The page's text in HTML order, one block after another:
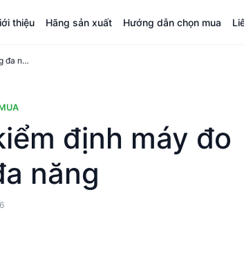
thiệu Hãng sản xuất Hướng dẫn chọn mua
Hướng dẫn mua sắm kiểm định máy đo môi trường đa năng
định máy đo
năng